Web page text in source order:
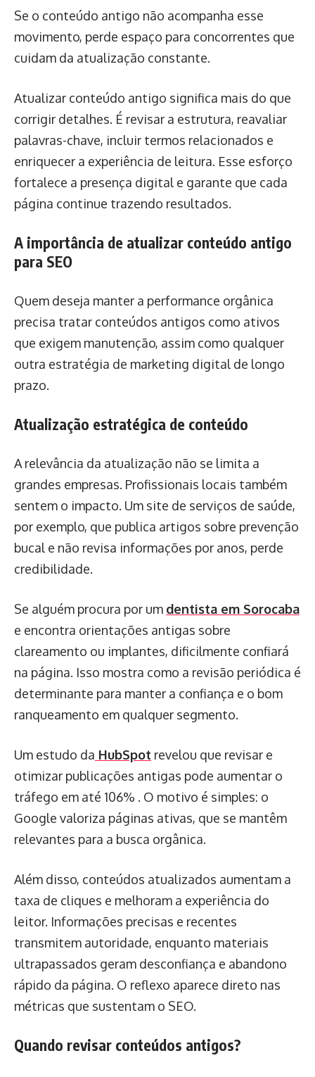
Se o conteúdo antigo não acompanha esse
movimento, perde espaço para concorrentes que
cuidam da atualização constante.
Atualizar conteúdo antigo significa mais do que
corrigir detalhes. É revisar a estrutura, reavaliar
palavras-chave, incluir termos relacionados e
enriquecer a experiência de leitura. Esse esforço
fortalece a presença digital e garante que cada
página continue trazendo resultados.
A importância de atualizar conteúdo antigo
para SEO
Quem deseja manter a performance orgânica
precisa tratar conteúdos antigos como ativos
que exigem manutenção, assim como qualquer
outra estratégia de marketing digital de longo
prazo.
Atualização estratégica de conteúdo
A relevância da atualização não se limita a
grandes empresas. Profissionais locais também
sentem o impacto. Um site de serviços de saúde,
por exemplo, que publica artigos sobre prevenção
bucal e não revisa informações por anos, perde
credibilidade.
Se alguém procura por um dentista em Sorocaba
e encontra orientações antigas sobre
clareamento ou implantes, dificilmente confiará
na página. Isso mostra como a revisão periódica é
determinante para manter a confiança e o bom
ranqueamento em qualquer segmento.
Um estudo da HubSpot revelou que revisar e
otimizar publicações antigas pode aumentar o
tráfego em até 106% . O motivo é simples: o
Google valoriza páginas ativas, que se mantêm
relevantes para a busca orgânica.
Além disso, conteúdos atualizados aumentam a
taxa de cliques e melhoram a experiência do
leitor. Informações precisas e recentes
transmitem autoridade, enquanto materiais
ultrapassados geram desconfiança e abandono
rápido da página. O reflexo aparece direto nas
métricas que sustentam o SEO.
Quando revisar conteúdos antigos?